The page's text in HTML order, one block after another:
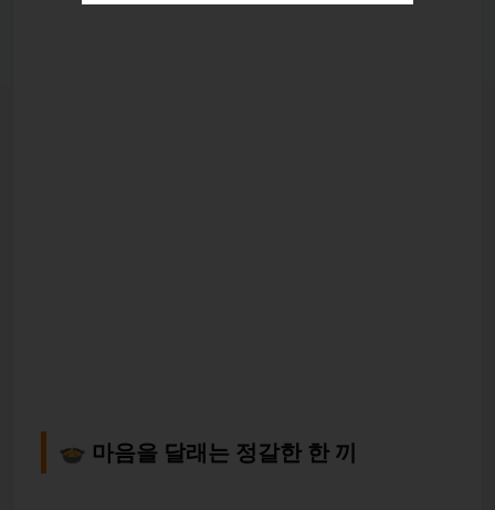
🍲 마음을 달래는 정갈한 한 끼